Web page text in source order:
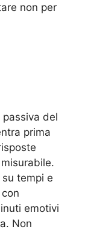
non per
del
prima
tempi e
emotivi
Non